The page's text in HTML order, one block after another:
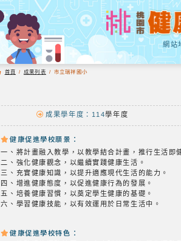
網站
首頁 / 成果列表 / 市立瑞祥國小
成果學年度：114學年度
健康促進學校願景：
一、將計畫融入教學，以教學結合計畫，推行生活即
二、強化健康觀念，以繼續實踐健康生活。
三、充實健康知識，以提升適應現代生活的能力。
四、增進健康態度，以促進健康行為的發展。
五、培養健康習慣，以奠定學生健康的基礎。
六、學習健康技能，以有效運用於日常生活中。
健康促進學校特色：